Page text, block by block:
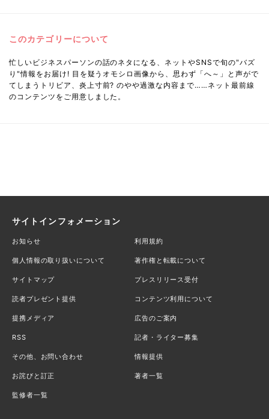
このカテゴリーについて
忙しいビジネスパーソンの話のネタになる、ネットやSNSで旬の"バズ
り"情報をお届け! 目を疑うオモシロ画像から、思わず「へ～」と声がで
てしまうトリビア、炎上寸前? のやや過激な内容まで……ネット最前線
のコンテンツをご用意しました。
サイトインフォメーション
お知らせ 利用規約
個人情報の取り扱いについて 著作権と転載について
サイトマップ プレスリリース受付
読者プレゼント提供 コンテンツ利用について
提携メディア 広告のご案内
RSS 記者・ライター募集
その他、お問い合わせ 情報提供
お詫びと訂正 著者一覧
監修者一覧